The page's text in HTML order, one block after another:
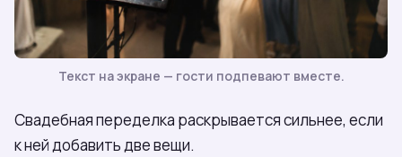
Текст на экране — гости подпевают вместе.
Свадебная переделка раскрывается сильнее, если
к ней добавить две вещи.